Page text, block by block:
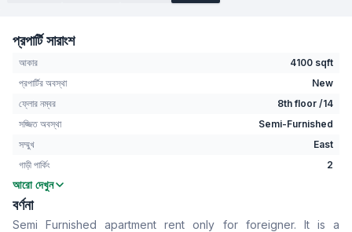
প্রপার্টি সারাংশ
আকার
4100 sqft
প্রপার্টির অবস্থা
New
ফ্লোর নম্বর
8th floor /14
সজ্জিত অবস্থা
Semi-Furnished
সম্মুখ
East
গাড়ী পার্কিং
2
বেডরুম
বাথরুম
বসার রুম
Yes
আরো দেখুন
বর্ণনা
Semi Furnished apartment rent only for foreigner. It is a